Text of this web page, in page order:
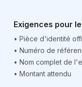
Exigences pour
• Pièce d'identité
• Numéro de
• Nom complet de
• Montant attendu